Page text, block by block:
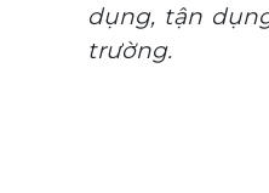
dụng, tận
trường.